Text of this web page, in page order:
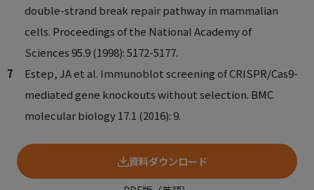
double-strand break repair pathway in mammalian
cells. Proceedings of the National Academy of
Sciences95.9 (1998): 5172-5177.
Estep, JA et al. Immunoblot screening of CRISPR/Cas9-
mediated gene knockouts without selection. BMC
molecular biology17.1 (2016): 9.
資料ダウンロード